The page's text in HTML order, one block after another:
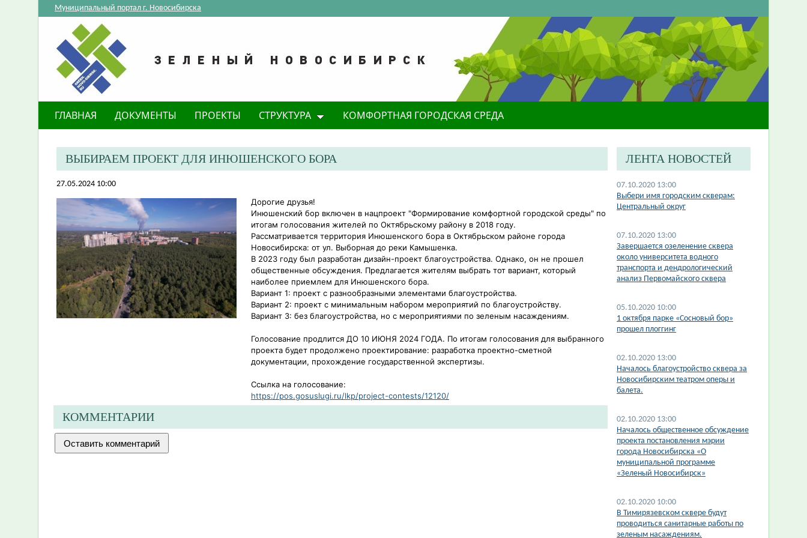
Муниципальный портал г. Новосибирска
ГЛАВНАЯ ДОКУМЕНТЫ ПРОЕКТЫ СТРУКТУРА КОМФОРТНАЯ ГОРОДСКАЯ СРЕДА
ВЫБИРАЕМ ПРОЕКТ ДЛЯ ИНЮШЕНСКОГО БОРА
27.05.2024 10:00
Дорогие друзья!
Инюшенский бор включен в нацпроект "Формирование комфортной городской среды" по
итогам голосования жителей по Октябрьскому району в 2018 году.
Рассматривается территория Инюшенского бора в Октябрьском районе города
Новосибирска: от ул. Выборная до реки Камышенка.
В 2023 году был разработан дизайн-проект благоустройства. Однако, он не прошел
общественные обсуждения. Предлагается жителям выбрать тот вариант, который
наиболее приемлем для Инюшенского бора.
Вариант 1: проект с разнообразными элементами благоустройства.
Вариант 2: проект с минимальным набором мероприятий по благоустройству.
Вариант 3: без благоустройства, но с мероприятиями по зеленым насаждениям.
Голосование продлится ДО 10 ИЮНЯ 2024 ГОДА. По итогам голосования для выбранного
проекта будет продолжено проектирование: разработка проектно-сметной
документации, прохождение государственной экспертизы.
Ссылка на голосование:
https://pos.gosuslugi.ru/lkp/project-contests/12120/​
КОММЕНТАРИИ
ЛЕНТА НОВОСТЕЙ
07.10.2020 13:00
Выбери имя городским скверам:
Центральный округ
07.10.2020 13:00
Завершается озеленение сквера
около университета водного
транспорта и дендрологический
анализ Первомайского сквера
05.10.2020 10:00
1 октября парке «Сосновый бор»
прошел плоггинг
02.10.2020 13:00
Началось благоустройство сквера за
Новосибирским театром оперы и
балета.
02.10.2020 13:00
Началось общественное обсуждение
проекта постановления мэрии
города Новосибирска «О
муниципальной программе
«Зеленый Новосибирск»
02.10.2020 10:00
​В Тимирязевском сквере будут
проводиться санитарные работы по
зеленым насаждениям.